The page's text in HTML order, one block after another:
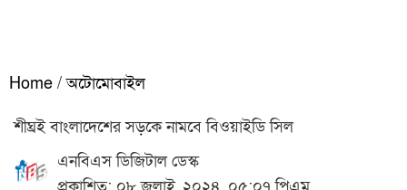
Home / অটোমোবাইল
শীঘ্রই বাংলাদেশের সড়কে নামবে বিওয়াইডি সিল
এনবিএস ডিজিটাল ডেস্ক